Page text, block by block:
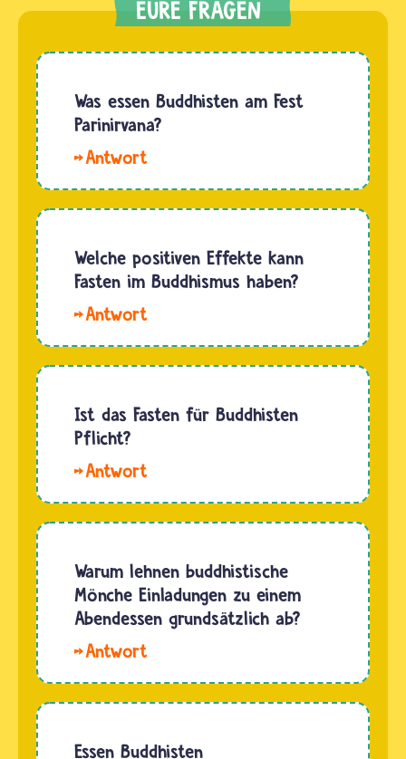
Was essen Buddhisten am Fest
Parinirvana?
Fest
wo der
Eingang
Parinirvana
gefeiert
wird,
sehr
unterschiedlich
stattfinden.
Welche positiven Effekte kann
Fasten im Buddhismus haben?
viele
und
Buddhisten
einmal
oder
mehrmals
möglichst
konzentriert
meditieren,
…
Ist das Fasten für Buddhisten
Pflicht?
Buddhismus
kein
Gebot,
dass eine
Fastenzeit
vorschreibt.
Viele
und…
Warum lehnen buddhistische
Mönche Einladungen zu einem
Abendessen grundsätzlich ab?
Einladung
Abendessen
Essen Buddhisten